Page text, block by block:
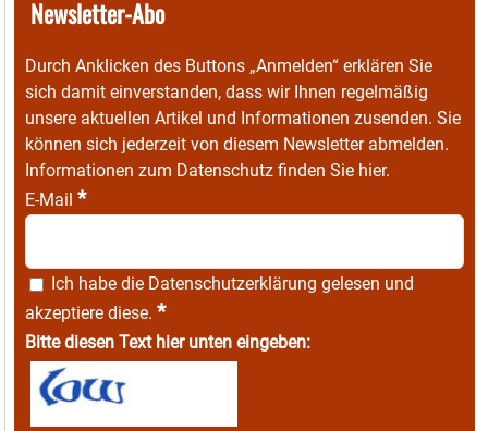
Newsletter-Abo
Durch Anklicken des Buttons „Anmelden“ erklären Sie
sich damit einverstanden, dass wir Ihnen regelmäßig
unsere aktuellen Artikel und Informationen zusenden. Sie
können sich jederzeit von diesem Newsletter abmelden.
Informationen zum Datenschutz finden Sie hier.
E-Mail *
Ich habe die Datenschutzerklärung gelesen und
akzeptiere diese. *
Bitte diesen Text hier unten eingeben: